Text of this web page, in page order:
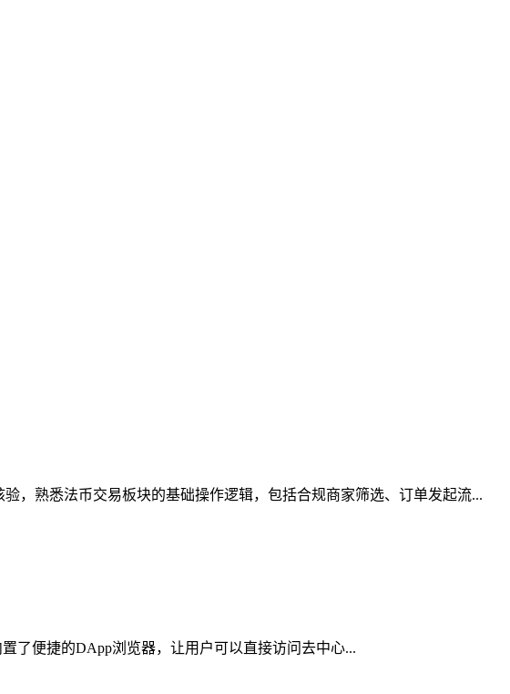
，熟悉法币交易板块的基础操作逻辑，包括合规商家筛选、订单发起流...
了便捷的DApp浏览器，让用户可以直接访问去中心...